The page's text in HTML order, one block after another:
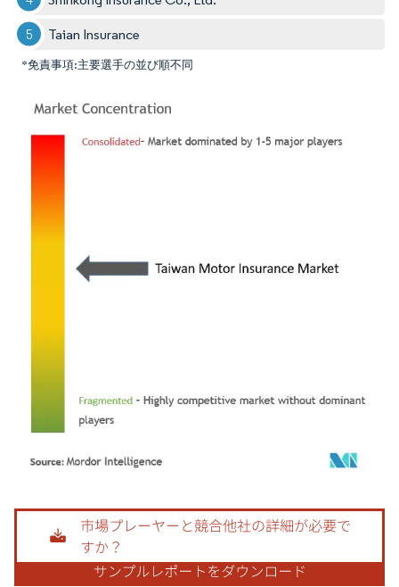
Taian Insurance
*免責事項:主要選手の並び順不同
画像 © Mordor Intelligence。再利用にはCC BY 4.0の表示が必要です。